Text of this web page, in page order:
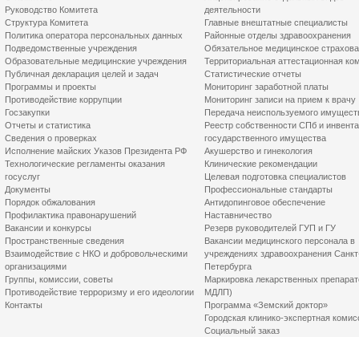
Руководство Комитета
Структура Комитета
Политика оператора персональных данных
Подведомственные учреждения
Образовательные медицинские учреждения
Публичная декларация целей и задач
Программы и проекты
Противодействие коррупции
Госзакупки
Отчеты и статистика
Сведения о проверках
Исполнение майских Указов Президента РФ
Технологические регламенты оказания
госуслуг
Документы
Порядок обжалования
Профилактика правонарушений
Вакансии и конкурсы
Пространственные сведения
Взаимодействие с НКО и добровольческими
организациями
Группы, комиссии, советы
Противодействие терроризму и его идеологии
Контакты
деятельности
Главные внештатные специалисты
Районные отделы здравоохранения
Обязательное медицинское
Территориальная аттестационная
Статистические отчеты
Мониторинг заработной платы
Мониторинг записи на прием к врачу
Передача неиспользуемого
Реестр собственности СПб и
государственного имущества
Акушерство и гинекология
Клинические рекомендации
Целевая подготовка специалистов
Профессиональные стандарты
Антидопинговое обеспечение
Наставничество
Резерв руководителей ГУП и ГУ
Вакансии медицинского персонала в
учреждениях здравоохранения
Петербурга
Маркировка лекарственных
МДЛП)
Программа «Земский доктор»
Городская клинико-экспертная
Социальный заказ